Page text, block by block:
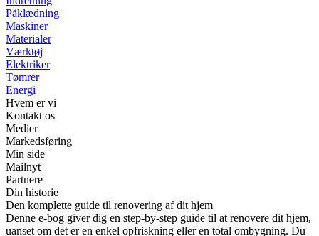
Påklædning
Maskiner
Materialer
Værktøj
Elektriker
Tømrer
Energi
Hvem er vi
Kontakt os
Medier
Markedsføring
Min side
Mailnyt
Partnere
Din historie
Den komplette guide til renovering af dit hjem
Denne e-bog giver dig en step-by-step guide til at renovere dit hjem,
uanset om det er en enkel opfriskning eller en total ombygning. Du